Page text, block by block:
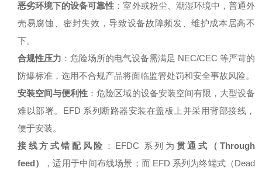
恶劣环境下的设备可靠性 ：室外或粉尘、潮湿环境中，普通外
壳易腐蚀、密封失效，导致设备故障频发、维护成本居高不
下。
合规性压力 ：危险场所的电气设备需满足 NEC/CEC 等严苛的
防爆标准，选用不合规产品将面临监管处罚和安全事故风险。
安装空间与便利性 ：危险区域的设备安装空间有限，大型设备
难以部署。EFD 系列断路器安装在盖板上并采用背部接线，
便于安装。
接线方式错配风险 ：EFDC 系列为 贯通式（Through
feed）
，适用于中间布线场景；而 EFD 系列为终端式（Dead